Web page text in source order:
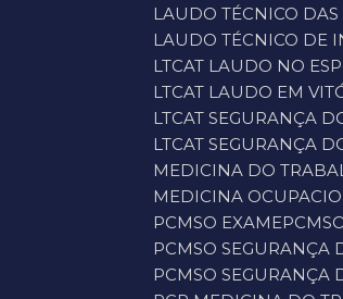
LAUDO TÉCNICO
LAUDO TÉCNICO DE
LTCAT LAUDO NO
LTCAT LAUDO EM
LTCAT SEGURANÇA
LTCAT SEGURANÇA
MEDICINA DO
MEDICINA
PCMSO EXAME
PCMSO
PCMSO